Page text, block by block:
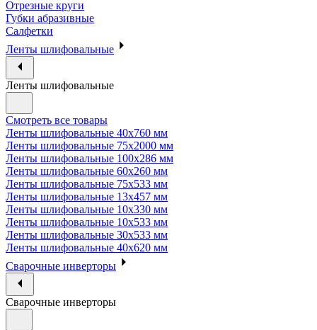
Отрезные круги
Губки абразивные
Салфетки
Ленты шлифовальные
Ленты шлифовальные
Смотреть все товары
Ленты шлифовальные 40х760 мм
Ленты шлифовальные 75х2000 мм
Ленты шлифовальные 100х286 мм
Ленты шлифовальные 60х260 мм
Ленты шлифовальные 75х533 мм
Ленты шлифовальные 13х457 мм
Ленты шлифовальные 10х330 мм
Ленты шлифовальные 10х533 мм
Ленты шлифовальные 30х533 мм
Ленты шлифовальные 40х620 мм
Сварочные инверторы
Сварочные инверторы